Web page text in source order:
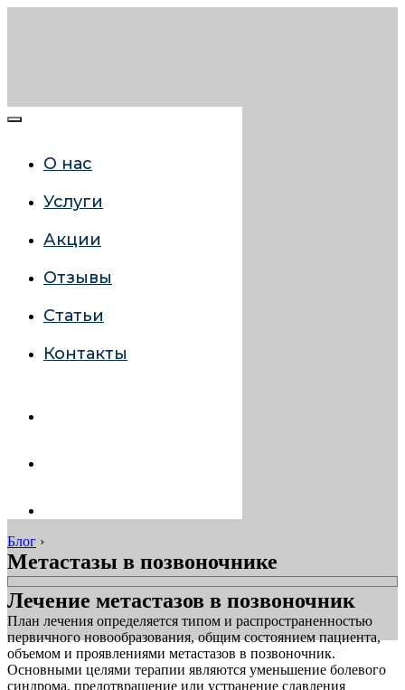
О нас
Услуги
Акции
Отзывы
Статьи
Контакты
Блог ›
Метастазы в позвоночнике
Лечение метастазов в позвоночник
План лечения определяется типом и распространенностью
первичного новообразования, общим состоянием пациента,
объемом и проявлениями метастазов в позвоночник.
Основными целями терапии являются уменьшение болевого
синдрома, предотвращение или устранение сдавления